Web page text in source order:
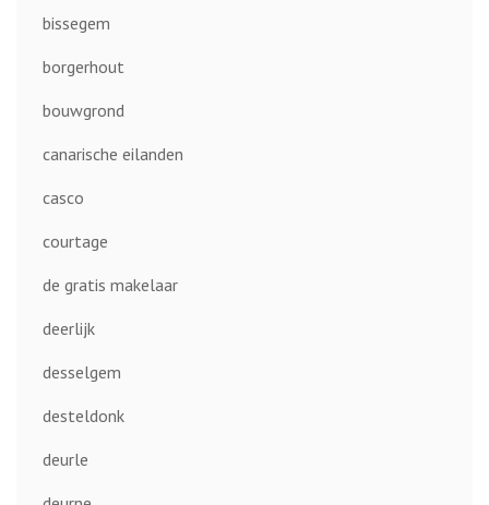
bissegem
borgerhout
bouwgrond
canarische eilanden
casco
courtage
de gratis makelaar
deerlijk
desselgem
desteldonk
deurle